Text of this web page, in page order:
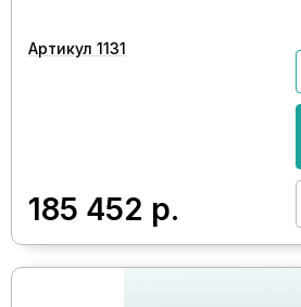
Артикул 1131
185 452 р.